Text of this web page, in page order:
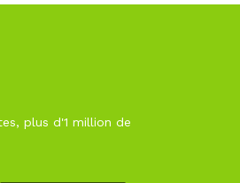
plus d'1 million de